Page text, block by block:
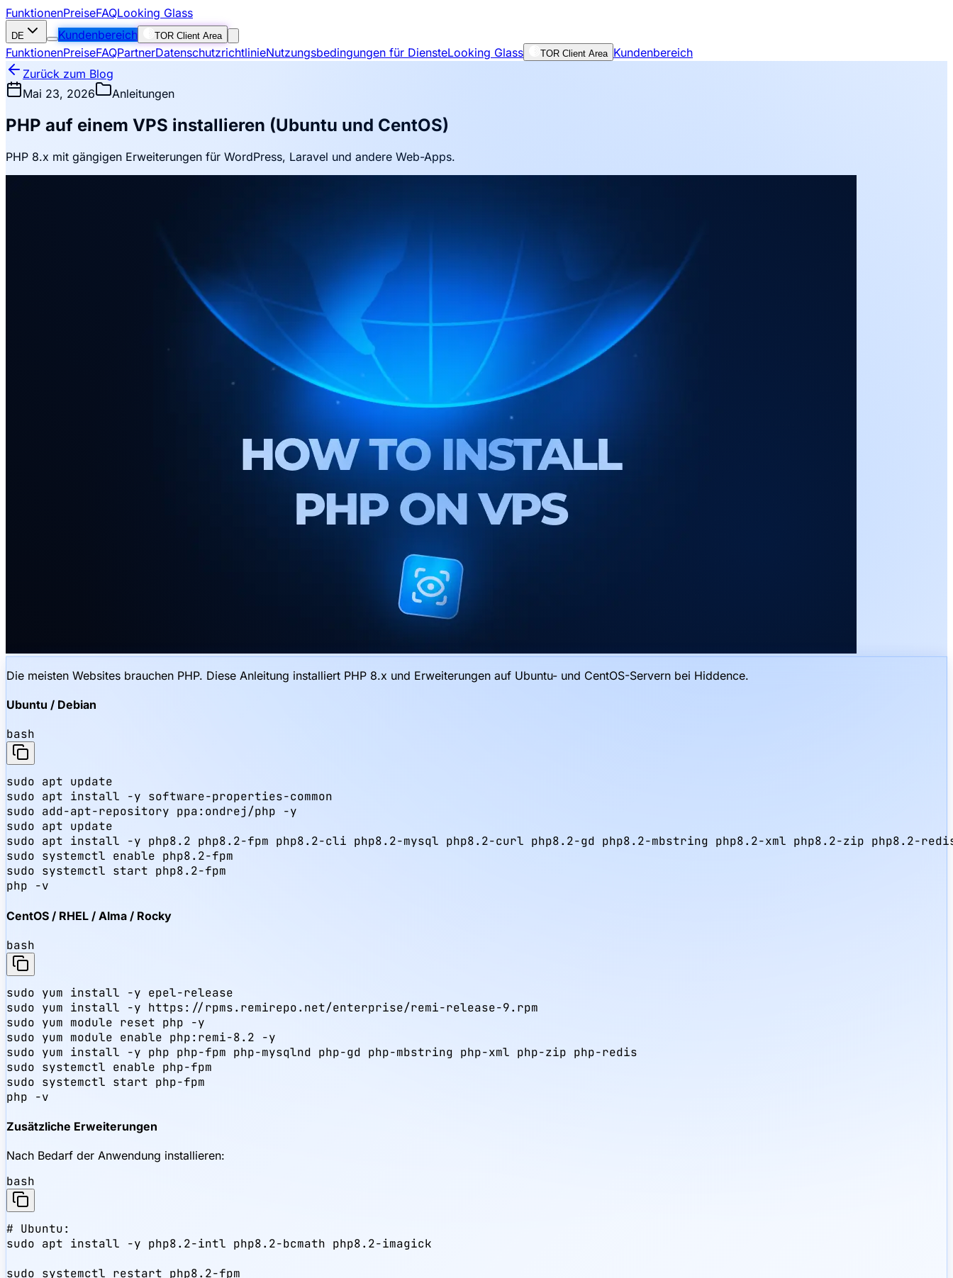
FunktionenPreiseFAQLooking Glass
DE Kundenbereich TOR Client Area
FunktionenPreiseFAQPartnerDatenschutzrichtlinieNutzungsbedingungen für DiensteLooking Glass TOR Client Area Kundenbereich
Zurück zum Blog
Mai 23, 2026
Anleitungen
PHP auf einem VPS installieren (Ubuntu und CentOS)
PHP 8.x mit gängigen Erweiterungen für WordPress, Laravel und andere Web-Apps.
Die meisten Websites brauchen PHP. Diese Anleitung installiert PHP 8.x und Erweiterungen auf Ubuntu- und CentOS-Servern bei Hiddence.
Ubuntu / Debian
bash
sudo apt update
sudo apt install -y software-properties-common
sudo add-apt-repository ppa:ondrej/php -y
sudo apt update
sudo apt install -y php8.2 php8.2-fpm php8.2-cli php8.2-mysql php8.2-curl php8.2-gd php8.2-mbstring php8.2-xml php8.2-zip php8.2-
sudo systemctl enable php8.2-fpm
sudo systemctl start php8.2-fpm
php -v
CentOS / RHEL / Alma / Rocky
bash
sudo yum install -y epel-release
sudo yum install -y https://rpms.remirepo.net/enterprise/remi-release-9.rpm
sudo yum module reset php -y
sudo yum module enable php:remi-8.2 -y
sudo yum install -y php php-fpm php-mysqlnd php-gd php-mbstring php-xml php-zip php-redis
sudo systemctl enable php-fpm
sudo systemctl start php-fpm
php -v
Zusätzliche Erweiterungen
Nach Bedarf der Anwendung installieren:
bash
# Ubuntu:
sudo apt install -y php8.2-intl php8.2-bcmath php8.2-imagick
sudo systemctl restart php8.2-fpm